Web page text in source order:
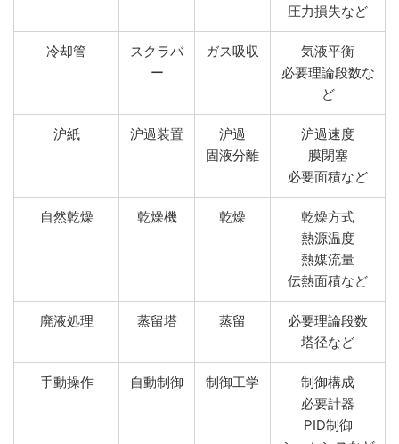
圧力損失など
冷却管
スクラバ
ー
ガス吸収
気液平衡
必要理論段数な
ど
沪紙 沪過装置
沪過
固液分離
沪過速度
膜閉塞
必要面積など
自然乾燥 乾燥機 乾燥
乾燥方式
熱源温度
熱媒流量
伝熱面積など
廃液処理 蒸留塔 蒸留
必要理論段数
塔径など
手動操作 自動制御 制御工学
制御構成
必要計器
PID制御